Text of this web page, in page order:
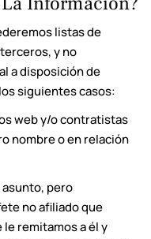
listas de
y no
a disposición de
siguientes casos:
web y/o contratistas
nombre o en relación
pero
no afiliado que
remitamos a él y